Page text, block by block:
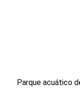
Parque acuático